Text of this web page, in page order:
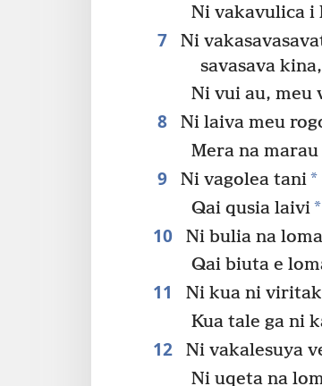
Ni vakavulica i
7
Ni
savasava kina,
Ni vui au, meu
8
Ni laiva meu
Mera na
9 Ni vagolea tani*
Qai qusia laivi*
10 Ni bulia na
Qai biuta e
11
Ni kua ni
Kua tale ga ni
12 Ni vakalesuya
Ni uqeta na